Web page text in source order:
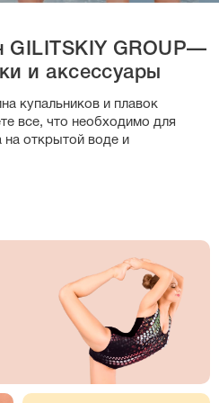
GILITSKIY GROUP—
и аксессуары
купальников и плавок
все, что необходимо для
на открытой воде и